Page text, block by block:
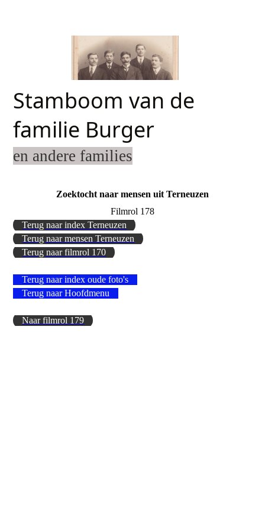
Stamboom van de
familie Burger
en andere families
Zoektocht naar mensen uit Terneuzen
Filmrol 178
Terug naar index Terneuzen
Terug naar mensen Terneuzen
Terug naar filmrol 170
Terug naar index oude foto's
Terug naar Hoofdmenu
Naar filmrol 179